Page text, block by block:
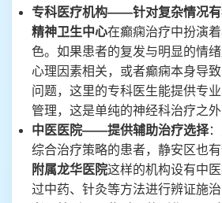
专科医疗机构——针对复杂情况
精神卫生中心在癫痫治疗中扮演
色。如果患者的复发与明显的情
心理因素相关，或者癫痫本身导
问题，这里的专科医生能提供专
管理，这是单纯的神经科治疗之外
中医医院——提供辅助治疗选择
综合治疗策略的患者，静安区也
附属龙华医院这样的机构设有中
过中药、针灸等方法进行辨证施